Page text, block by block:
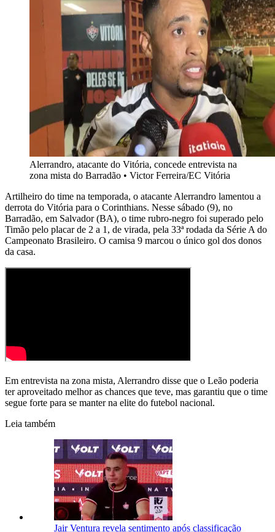
Alerrandro, atacante do Vitória, concede entrevista na
zona mista do Barradão • Victor Ferreira/EC Vitória
Artilheiro do time na temporada, o atacante Alerrandro lamentou a
derrota do Vitória para o Corinthians. Nesse sábado (9), no
Barradão, em Salvador (BA), o time rubro-negro foi superado pelo
Timão pelo placar de 2 a 1, de virada, pela 33ª rodada da Série A do
Campeonato Brasileiro. O camisa 9 marcou o único gol dos donos
da casa.
Em entrevista na zona mista, Alerrandro disse que o Leão poderia
ter aproveitado melhor as chances que teve, mas garantiu que o time
segue forte para se manter na elite do futebol nacional.
Leia também
Jair Ventura revela sentimento após classificação